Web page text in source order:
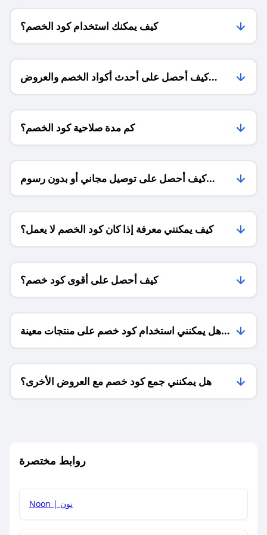
كيف يمكنك استخدام كود الخصم؟
كيف أحصل على أحدث أكواد الخصم والعروض
للمتاجر؟
كم مدة صلاحية كود الخصم؟
كيف أحصل على توصيل مجاني أو بدون رسوم
الشحن ؟
كيف يمكنني معرفة إذا كان كود الخصم لا يعمل؟
كيف أحصل على أقوى كود خصم؟
هل يمكنني استخدام كود خصم على منتجات معينة
فقط؟
هل يمكنني جمع كود خصم مع العروض الأخرى؟
روابط مختصرة
Noon | نون